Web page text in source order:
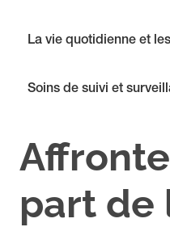
La vie quotidienne et
Soins de suivi et
part de